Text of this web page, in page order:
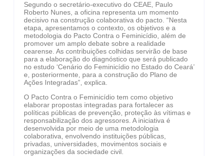
Segundo o secretário-executivo do CEAE, Paulo
Roberto Nunes, a oficina representa um momento
decisivo na construção colaborativa do pacto. “Nesta
etapa, apresentamos o contexto, os objetivos e a
metodologia do Pacto Contra o Feminicídio, além de
promover um amplo debate sobre a realidade
cearense. As contribuições colhidas servirão de base
para a elaboração do diagnóstico que será publicado
no estudo ‘Cenário do Feminicídio no Estado do Ceará’
e, posteriormente, para a construção do Plano de
Ações Integradas”, explica.
O Pacto Contra o Feminicídio tem como objetivo
elaborar propostas integradas para fortalecer as
políticas públicas de prevenção, proteção às vítimas e
responsabilização dos agressores. A iniciativa é
desenvolvida por meio de uma metodologia
colaborativa, envolvendo instituições públicas,
privadas, universidades, movimentos sociais e
organizações da sociedade civil.